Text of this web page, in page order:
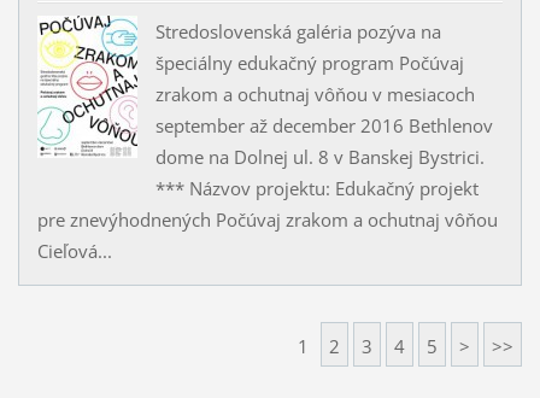
Stredoslovenská galéria pozýva na
špeciálny edukačný program Počúvaj
zrakom a ochutnaj vôňou v mesiacoch
september až december 2016 Bethlenov
dome na Dolnej ul. 8 v Banskej Bystrici.
*** Názvov projektu: Edukačný projekt
pre znevýhodnených Počúvaj zrakom a ochutnaj vôňou
Cieľová...
1 2 3 4 5 > >>